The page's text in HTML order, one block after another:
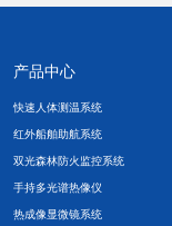
产品中心
快速人体测温系统
红外船舶助航系统
双光森林防火监控系统
手持多光谱热像仪
热成像显微镜系统